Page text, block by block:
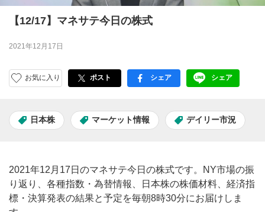
【12/17】マネサテ今日の株式
2021年12月17日
お気に入り ポスト facebook
シェア LINE
シェア
日本株 マーケット情報 デイリー市況
2021年12月17日のマネサテ今日の株式です。NY市場の振
り返り、各種指数・為替情報、日本株の株価材料、経済指
標・決算発表の結果と予定を毎朝8時30分にお届けしま